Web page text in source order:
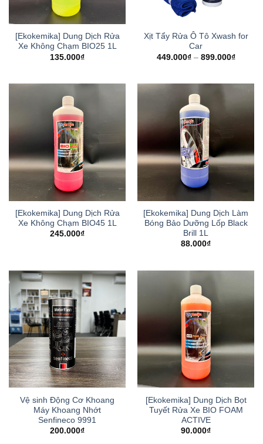
[Ekokemika] Dung Dịch Rửa
Xe Không Chạm BIO25 1L
135.000₫
Xịt Tẩy Rửa Ô Tô Xwash for
Car
449.000₫– 899.000₫
[Ekokemika] Dung Dịch Rửa
Xe Không Chạm BIO45 1L
245.000₫
[Ekokemika] Dung Dịch Làm
Bóng Bảo Dưỡng Lốp Black
Brill 1L
88.000₫
Vệ sinh Động Cơ Khoang
Máy Khoang Nhớt
Senfineco 9991
200.000₫
[Ekokemika] Dung Dịch Bọt
Tuyết Rửa Xe BIO FOAM
ACTIVE
90.000₫